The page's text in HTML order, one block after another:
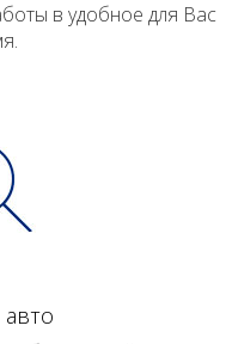
в удобное для Вас